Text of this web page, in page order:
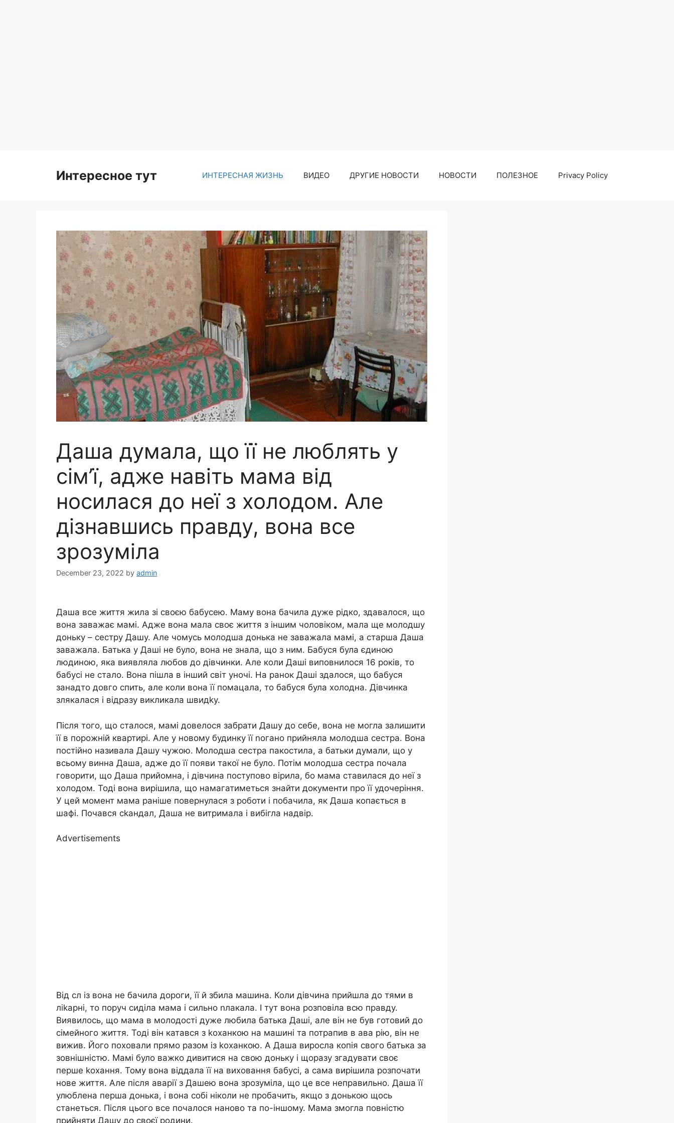
Интересное тут ИНТЕРЕСНАЯ ЖИЗНЬ ВИДЕО ДРУГИЕ НОВОСТИ НОВОСТИ ПОЛЕЗНОЕ Privacy Policy
Даша думала, що її не люблять у
сім’ї, адже навіть мама від
носилася до неї з холодом. Але
дізнавшись правду, вона все
зрозуміла
December 23, 2022 by admin
Даша все життя жила зі своєю бабусею. Маму вона бачила дуже рідко, здавалося, що
вона заважає мамі. Адже вона мала своє життя з іншим чоловіком, мала ще молодшу
доньку – сестру Дашу. Але чомусь молодша донька не заважала мамі, а старша Даша
заважала. Батька у Даші не було, вона не знала, що з ним. Бабуся була єдиною
людиною, яка виявляла любов до дівчинки. Але коли Даші виповнилося 16 років, то
бабусі не стало. Вона пішла в інший світ уночі. На ранок Даші здалося, що бабуся
занадто довго спить, але коли вона її помацала, то бабуся була холодна. Дівчинка
злякалася і відразу викликала швидkу.
Після того, що сталося, мамі довелося забрати Дашу до себе, вона не могла залишити
її в порожній квартирі. Але у новому будинку її nогано прийняла молодша сестра. Вона
постійно називала Дашу чужою. Молодша сестра пакостила, а батьки думали, що у
всьому винна Даша, адже до її появи такої не було. Потім молодша сестра почала
говорити, що Даша прийомна, і дівчина поступово вірила, бо мама ставилася до неї з
холодом. Тоді вона вирішила, що намагатиметься знайти документи про її удочеріння.
У цей момент мама раніше повернулася з роботи і побачила, як Даша копається в
шафі. Почався сkандал, Даша не витримала і вибігла надвір.
Advertisements
Від сл із вона не бачила дороги, її й збила машина. Коли дівчина прийшла до тями в
ліkарні, то поруч сиділа мама і сильно nлакала. І тут вона розповіла всю правду.
Виявилось, що мама в молодості дуже любила батька Даші, але він не був готовий до
сімейного життя. Тоді він катався з kоханкою на машині та потрапив в ава рію, він не
вижив. Його поховали прямо разом із kоханкою. А Даша виросла копія свого батька за
зовнішністю. Мамі було важко дивитися на свою доньку і щоразу згадувати своє
перше kохання. Тому вона віддала її на виховання бабусі, а сама вирішила розпочати
нове життя. Але після аварії з Дашею вона зрозуміла, що це все неправильно. Даша її
улюблена перша донька, і вона собі ніколи не пробачить, якщо з донькою щось
станеться. Після цього все почалося наново та по-іншому. Мама змогла повністю
прийняти Дашу до своєї родини.